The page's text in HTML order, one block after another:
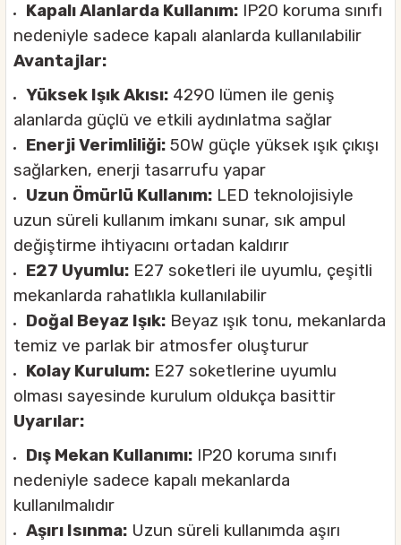
Kapalı Alanlarda Kullanım: IP20 koruma sınıfı
nedeniyle sadece kapalı alanlarda kullanılabilir
Avantajlar:
Yüksek Işık Akısı: 4290 lümen ile geniş
alanlarda güçlü ve etkili aydınlatma sağlar
Enerji Verimliliği: 50W güçle yüksek ışık çıkışı
sağlarken, enerji tasarrufu yapar
Uzun Ömürlü Kullanım: LED teknolojisiyle
uzun süreli kullanım imkanı sunar, sık ampul
değiştirme ihtiyacını ortadan kaldırır
E27 Uyumlu: E27 soketleri ile uyumlu, çeşitli
mekanlarda rahatlıkla kullanılabilir
Doğal Beyaz Işık: Beyaz ışık tonu, mekanlarda
temiz ve parlak bir atmosfer oluşturur
Kolay Kurulum: E27 soketlerine uyumlu
olması sayesinde kurulum oldukça basittir
Uyarılar:
Dış Mekan Kullanımı: IP20 koruma sınıfı
nedeniyle sadece kapalı mekanlarda
kullanılmalıdır
Aşırı Isınma: Uzun süreli kullanımda aşırı